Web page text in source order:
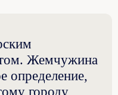
Жемчужина
определение,
городу